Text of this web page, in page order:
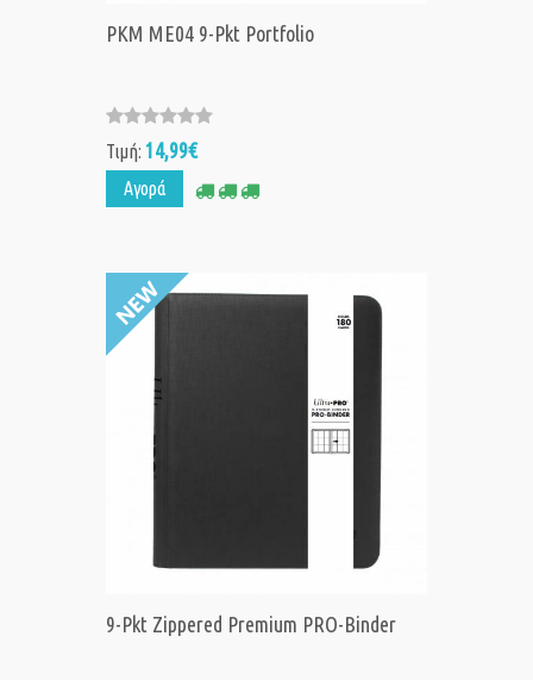
PKM ME04 9-Pkt Portfolio
Τιμή: 14,99€
Αγορά
9-Pkt Zippered Premium PRO-Binder